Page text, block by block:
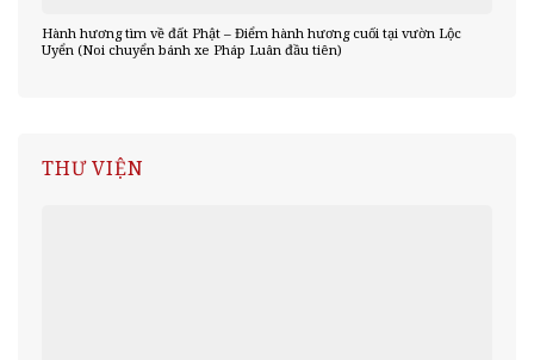
Hành hương tìm về đất Phật – Điểm hành hương cuối tại vườn Lộc
Uyển (Noi chuyển bánh xe Pháp Luân đầu tiên)
THƯ VIỆN